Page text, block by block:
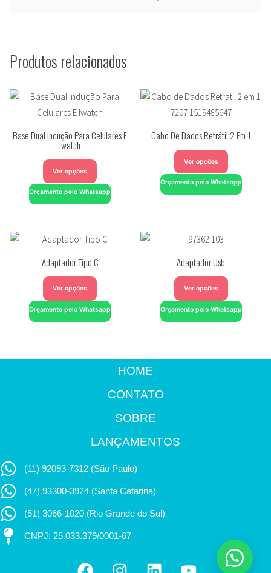
Produtos relacionados
Base Dual Indução Para Celulares E
Iwatch
Ver opções
Orçamento pelo Whatsapp
Cabo De Dados Retrátil 2 Em 1
Ver opções
Orçamento pelo Whatsapp
Adaptador Tipo C
Ver opções
Orçamento pelo Whatsapp
Adaptador Usb
Ver opções
Orçamento pelo Whatsapp
HOME
CONTATO
SOBRE
LANÇAMENTOS
(11) 92093-7312 (São Paulo)
(47) 93300-3924 (Santa Catarina)
(51) 3066-1020 (Rio Grande do Sul)
CNPJ: 25.033.379/0001-67